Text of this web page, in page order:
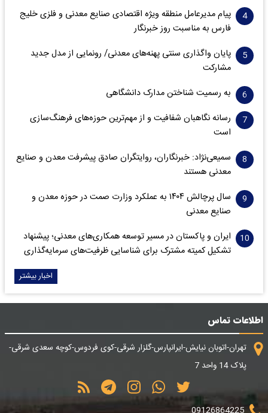
پیام مدیرعامل منطقه ویژه اقتصادی صنایع معدنی و فلزی خلیج
فارس به مناسبت روز خبرنگار‌
پایان واگذاری‌ سنتی پهنه‌های معدنی/ رونمایی از مدل جدید
مشارکت
به رسمیت شناختن مدارک دانشگاهی
رسانه نگاهبان شفافیت و از مهم‌ترین حوزه‌های فرهنگ‌سازی
است
سمیعی‌نژاد: خبرنگاران، روایتگران صادق پیشرفت معدن و صنایع
معدنی هستند
سال پرچالش ۱۴۰۴ به عملکرد وزارت صمت در حوزه معدن و
صنایع معدنی
ایران و پاکستان در مسیر توسعه همکاری‌های معدنی؛ پیشنهاد
تشکیل کمیته مشترک برای شناسایی ظرفیت‌های سرمایه‌گذاری
اخبار بیشتر
اطلاعات تماس
تهران-اتوبان نیایش-ایرانپارس-گلزار شرقی-کوی فردوس-کوچه سعدی شرقی-
پلاک 14 واحد 7